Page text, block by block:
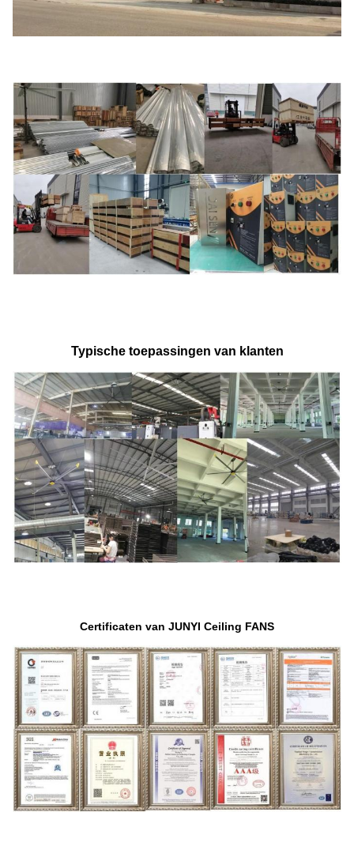
Typische toepassingen van klanten
Certificaten van JUNYI Ceiling FANS